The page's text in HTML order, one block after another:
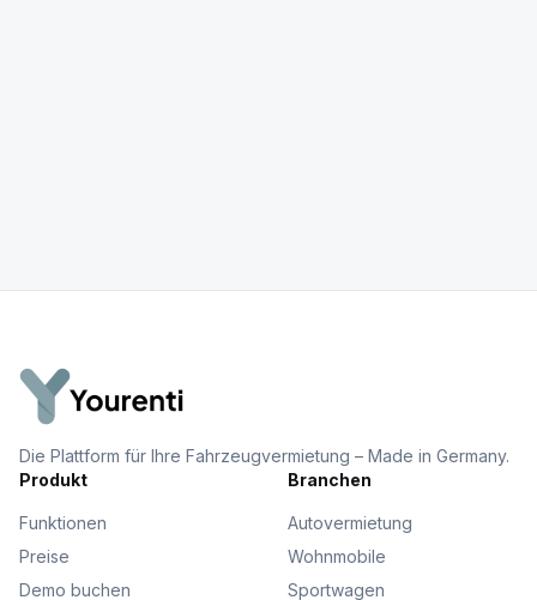
Die Plattform für Ihre Fahrzeugvermietung – Made in Germany.
Produkt
Funktionen
Preise
Demo buchen
Branchen
Autovermietung
Wohnmobile
Sportwagen